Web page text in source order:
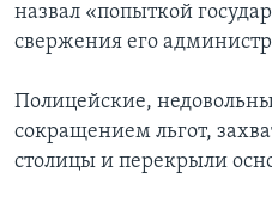
назвал «попыткой
свержения его
Полицейские,
сокращением льгот,
столицы и перекрыли